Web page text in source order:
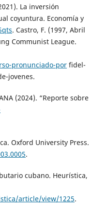
La inversión
coyuntura. Economía y
. Castro, F. (1997, Abril
Communist League.
pronunciado-por fidel-
jovenes.
(2024). “Reporte sobre
Oxford University Press.
.
cubano. Heurística,
article/view/1225.